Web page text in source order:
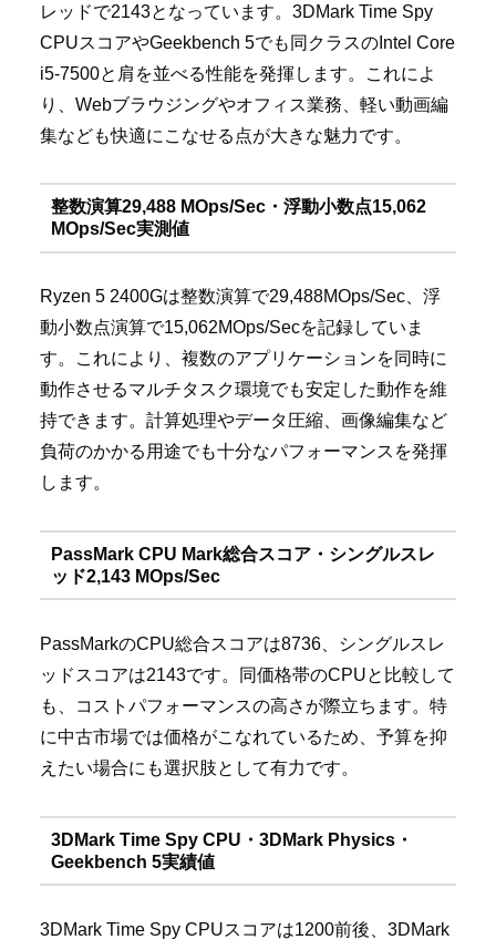
レッドで2143となっています。3DMark Time Spy
CPUスコアやGeekbench 5でも同クラスのIntel Core
i5-7500と肩を並べる性能を発揮します。これによ
り、Webブラウジングやオフィス業務、軽い動画編
集なども快適にこなせる点が大きな魅力です。
整数演算29,488 MOps/Sec・浮動小数点15,062
MOps/Sec実測値
Ryzen 5 2400Gは整数演算で29,488MOps/Sec、浮
動小数点演算で15,062MOps/Secを記録していま
す。これにより、複数のアプリケーションを同時に
動作させるマルチタスク環境でも安定した動作を維
持できます。計算処理やデータ圧縮、画像編集など
負荷のかかる用途でも十分なパフォーマンスを発揮
します。
PassMark CPU Mark総合スコア・シングルスレ
ッド2,143 MOps/Sec
PassMarkのCPU総合スコアは8736、シングルスレ
ッドスコアは2143です。同価格帯のCPUと比較して
も、コストパフォーマンスの高さが際立ちます。特
に中古市場では価格がこなれているため、予算を抑
えたい場合にも選択肢として有力です。
3DMark Time Spy CPU・3DMark Physics・
Geekbench 5実績値
3DMark Time Spy CPUスコアは1200前後、3DMark